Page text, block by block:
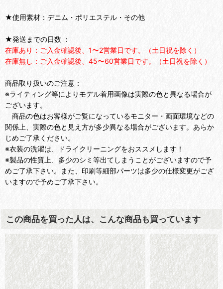
★使用素材：デニム・ポリエステル・その他
★発送までの日数 ：
在庫あり：ご入金確認後、1〜2営業日です。（土日祝を除く）
在庫無し：ご入金確認後、45〜60営業日です。（土日祝を除く）
商品取り扱いのご注意：
※ライティング等によりモデル着用画像は実際の色と異なる場合が
ございます。
商品の色はお客様がご覧になっているモニター・画面環境などの
関係上、実際の色と見え方が多少異なる場合がございます。あらか
じめご了承ください。
※衣装の洗濯は、ドライクリーニングをおススメします！
※製品の性質上、多少のシミ等出てしまうことがございますので予
めご了承下さい。また、印刷等細部パーツは多少の仕様変更がござ
いますので予めご了承下さい。
この商品を買った人は、こんな商品も買っています